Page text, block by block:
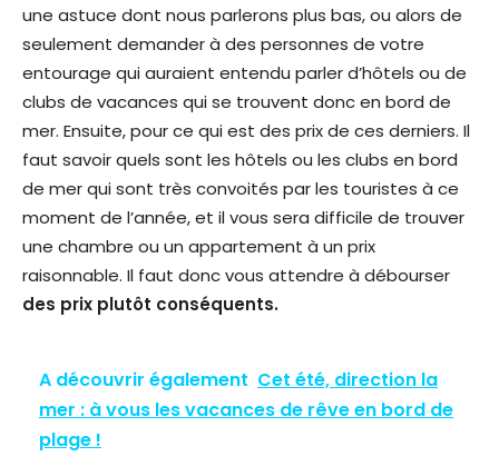
une astuce dont nous parlerons plus bas, ou alors de
seulement demander à des personnes de votre
entourage qui auraient entendu parler d’hôtels ou de
clubs de vacances qui se trouvent donc en bord de
mer. Ensuite, pour ce qui est des prix de ces derniers. Il
faut savoir quels sont les hôtels ou les clubs en bord
de mer qui sont très convoités par les touristes à ce
moment de l’année, et il vous sera difficile de trouver
une chambre ou un appartement à un prix
raisonnable. Il faut donc vous attendre à débourser
des prix plutôt conséquents.
A découvrir également Cet été, direction la
mer : à vous les vacances de rêve en bord de
plage !